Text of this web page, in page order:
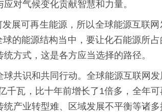
对气候变化贡献智慧和力量。
展可再生能源，所以全球能源互联
的能源结构当中，要让化石能源所占
方式，这是各方应当选择的路径。
共识和共同行动。全球能源互联网发
千瓦，比十年前增长了1倍多，全年
产业转型难、区域发展不平衡等诸多